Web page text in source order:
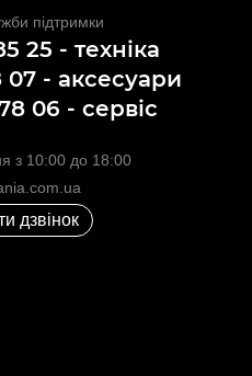
підтримки
25 - техніка
07 - аксесуари
06 - сервіс
з 10:00 до 18:00
дзвінок